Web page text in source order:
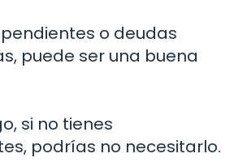
o deudas
puede ser una buena
si no tienes
podrías no necesitarlo.